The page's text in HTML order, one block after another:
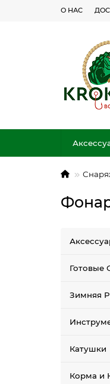
О НАС
Готовые
Зимняя
Катушки
Корма и